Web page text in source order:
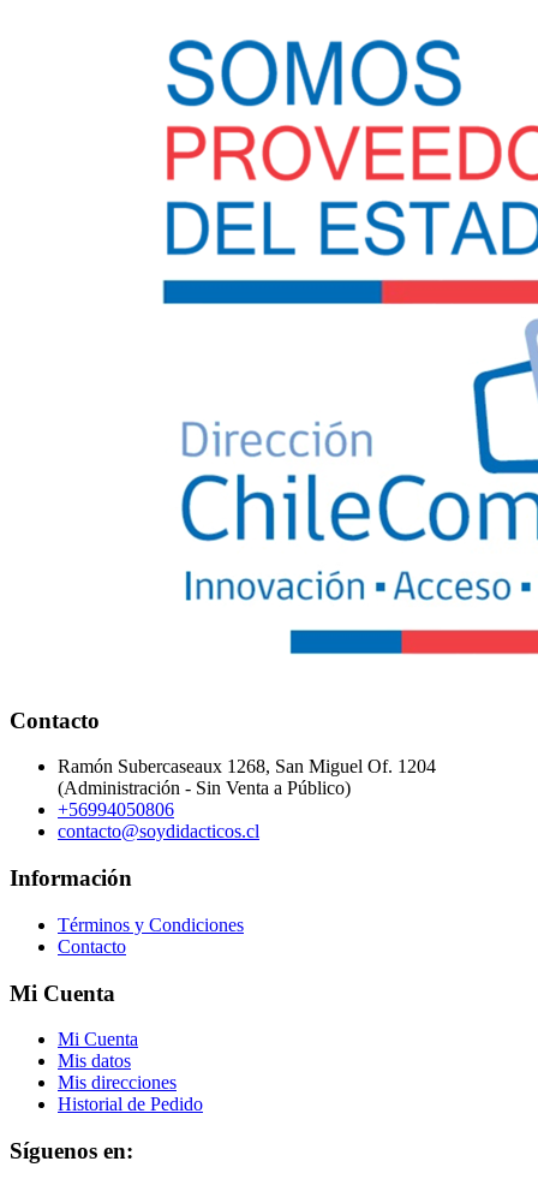
Contacto
Ramón Subercaseaux 1268, San Miguel Of. 1204
(Administración - Sin Venta a Público)
+56994050806
contacto@soydidacticos.cl
Información
Términos y Condiciones
Contacto
Mi Cuenta
Mi Cuenta
Mis datos
Mis direcciones
Historial de Pedido
Síguenos en: